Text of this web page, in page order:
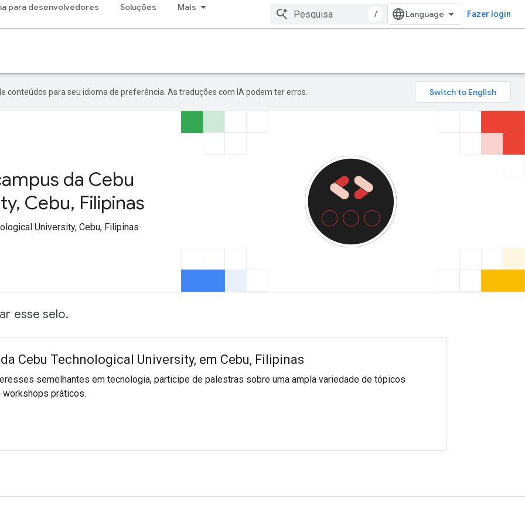
para desenvolvedores Soluções Mais
/ Fazer login
conteúdos para seu idioma de preferência. As traduções com IA podem ter erros.
da Cebu
Cebu, Filipinas
University, Cebu, Filipinas
esse selo.
Cebu Technological University, em Cebu, Filipinas
semelhantes em tecnologia, participe de palestras sobre uma ampla variedade de tópicos
workshops práticos.